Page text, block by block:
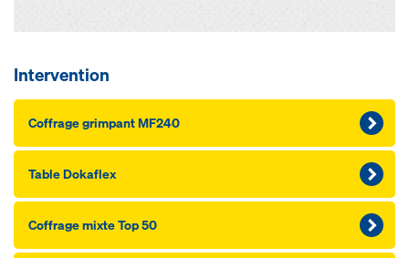
Intervention
Coffrage grimpant MF240
Table Dokaflex
Coffrage mixte Top 50